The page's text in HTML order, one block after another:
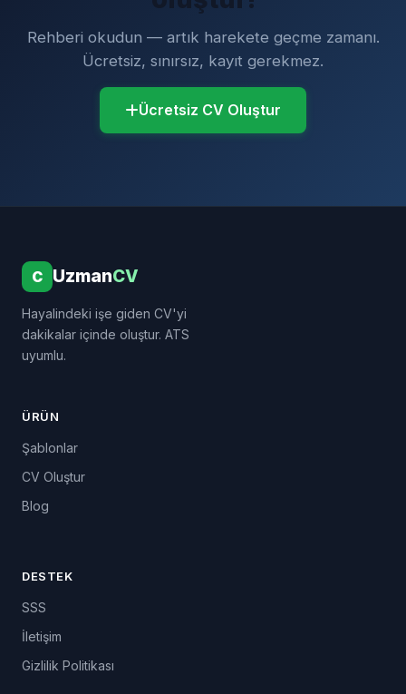
Rehberi okudun — artık harekete geçme zamanı.
Ücretsiz, sınırsız, kayıt gerekmez.
Ücretsiz CV Oluştur
C UzmanCV
Hayalindeki işe giden CV'yi
dakikalar içinde oluştur. ATS
uyumlu.
ÜRÜN
Şablonlar
CV Oluştur
Blog
DESTEK
SSS
İletişim
Gizlilik Politikası